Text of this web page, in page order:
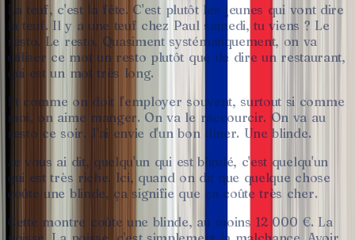
La teuf, c'est la fête. C'est plutôt les jeunes qui vont dire
la teuf. Il y a une teuf chez Paul samedi, tu viens ? Le
resto. Le resto. Quasiment systématiquement, on va
utiliser ce mot un resto plutôt que de dire un restaurant,
qui est un mot très long.
Et comme on doit l'employer souvent, surtout si comme
moi, on aime manger. On va le raccourcir. On va au
resto ce soir. J'ai envie d'un bon dîner. Une blinde.
Je vous ai dit, quelqu'un qui est blindé, c'est quelqu'un
qui est très riche. Ici, quand on dit que quelque chose
coûte une blinde, ça signifie que ça coûte très cher.
Cette montre coûte une blinde, au moins 12 000 €. La